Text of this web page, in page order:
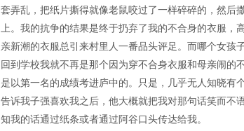
套弄乱，把纸片撕得就像老鼠咬过了一样碎碎的，然后
上。我的抗争的结果是终于扔弃了我的不合身的衣服
亲新潮的衣服总引来村里人一番品头评足。而哪个女孩
回到学校我就不再是那个因为穿不合身衣服和母亲闹
是以第一名的成绩考进庐中的。只是，几乎无人知晓
告诉我子强喜欢我之后，他大概就把我对那句话笑而不
知我的话通过纸条或者通过阿谷口头传达给我。